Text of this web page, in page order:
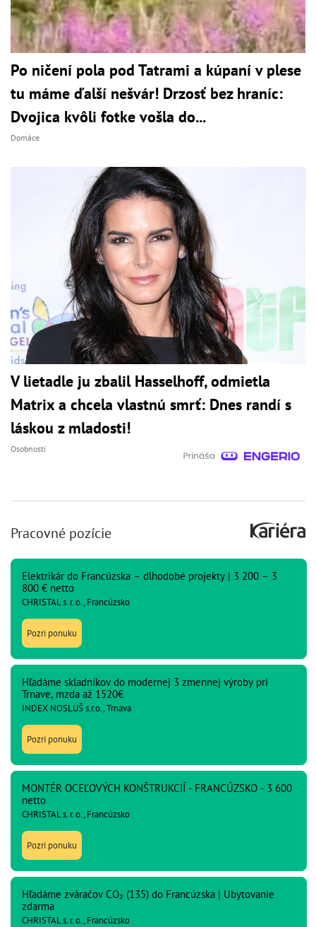
Po ničení pola pod Tatrami a kúpaní v plese
tu máme ďalší nešvár! Drzosť bez hraníc:
Dvojica kvôli fotke vošla do...
Domáce
V lietadle ju zbalil Hasselhoff, odmietla
Matrix a chcela vlastnú smrť: Dnes randí s
láskou z mladosti!
Osobnosti
Pracovné pozície
Elektrikár do Francúzska – dlhodobé projekty | 3 200 – 3
800 € netto
CHRISTAL s. r. o., Francúzsko
Pozri ponuku
Hľadáme skladníkov do modernej 3 zmennej výroby pri
Trnave, mzda až 1520€
INDEX NOSLUŠ s.r.o., Trnava
Pozri ponuku
MONTÉR OCEĽOVÝCH KONŠTRUKCIÍ - FRANCÚZSKO - 3 600
netto
CHRISTAL s. r. o., Francúzsko
Pozri ponuku
Hľadáme zváračov CO₂ (135) do Francúzska | Ubytovanie
zdarma
CHRISTAL s. r. o., Francúzsko